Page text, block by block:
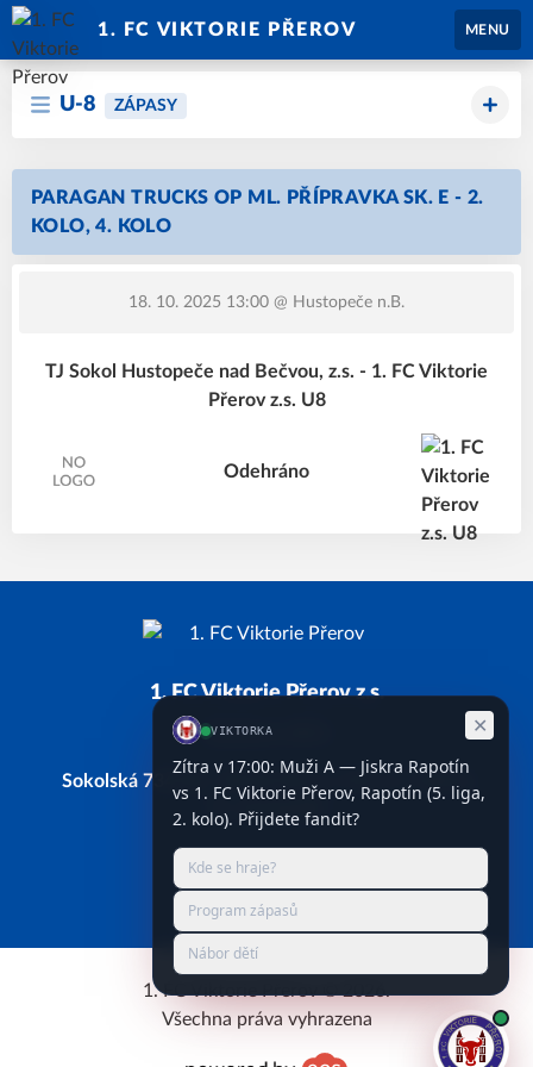
1. FC VIKTORIE PŘEROV MENU
U-8 ZÁPASY
PARAGAN TRUCKS OP ML. PŘÍPRAVKA SK. E - 2.
KOLO, 4. KOLO
18. 10. 2025 13:00 @ Hustopeče n.B.
TJ Sokol Hustopeče nad Bečvou, z.s. - 1. FC Viktorie
Přerov z.s. U8
Odehráno
1. FC Viktorie Přerov z.s.
Založeno 2011
Sokolská 734/28, 750 02 Přerov, Přerov I-Město
IČ: 66743338
FacebookInstagramYouTube
1. FC Viktorie Přerov © 2026.
Všechna práva vyhrazena